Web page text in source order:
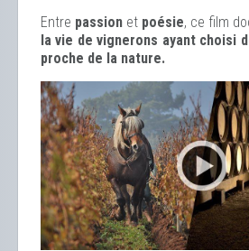
Entre passion et poésie, ce film
la vie de vignerons ayant choisi
proche de la nature.